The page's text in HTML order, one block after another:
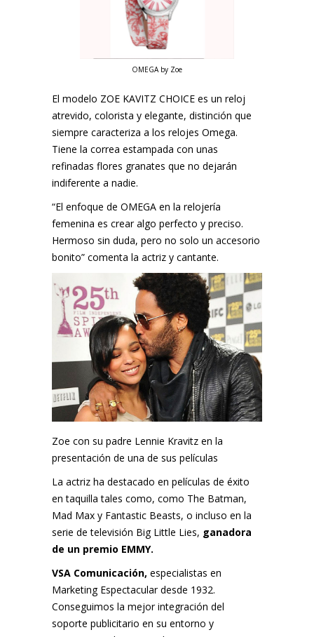
OMEGA by Zoe
El modelo ZOE KAVITZ CHOICE es un reloj
atrevido, colorista y elegante, distinción que
siempre caracteriza a los relojes Omega.
Tiene la correa estampada con unas
refinadas flores granates que no dejarán
indiferente a nadie.
“El enfoque de OMEGA en la relojería
femenina es crear algo perfecto y preciso.
Hermoso sin duda, pero no solo un accesorio
bonito” comenta la actriz y cantante.
Zoe con su padre Lennie Kravitz en la
presentación de una de sus películas
La actriz ha destacado en películas de éxito
en taquilla tales como, como The Batman,
Mad Max y Fantastic Beasts, o incluso en la
serie de televisión Big Little Lies, ganadora
de un premio EMMY.
VSA Comunicación, especialistas en
Marketing Espectacular desde 1932.
Conseguimos la mejor integración del
soporte publicitario en su entorno y